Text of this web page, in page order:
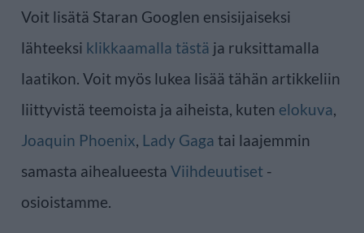
Voit lisätä Staran Googlen ensisijaiseksi
lähteeksi klikkaamalla tästä ja ruksittamalla
laatikon. Voit myös lukea lisää tähän artikkeliin
liittyvistä teemoista ja aiheista, kuten elokuva,
Joaquin Phoenix, Lady Gaga tai laajemmin
samasta aihealueesta Viihdeuutiset -
osioistamme.